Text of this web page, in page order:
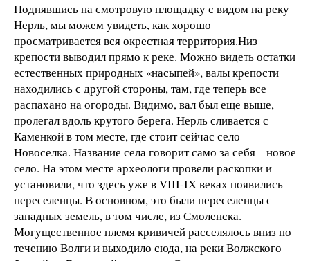
Поднявшись на смотровую площадку с видом на реку
Нерль, мы можем увидеть, как хорошо
просматривается вся окрестная территория.Низ
крепости выводил прямо к реке. Можно видеть остатки
естественных природных «насыпей», валы крепости
находились с другой стороны, там, где теперь все
распахано на огороды. Видимо, вал был еще выше,
пролегал вдоль крутого берега. Нерль сливается с
Каменкой в том месте, где стоит сейчас село
Новоселка. Название села говорит само за себя – новое
село. На этом месте археологи провели раскопки и
установили, что здесь уже в VIII-IX веках появились
переселенцы. В основном, это были переселенцы с
западных земель, в том числе, из Смоленска.
Могущественное племя кривичей расселялось вниз по
течению Волги и выходило сюда, на реки Волжского